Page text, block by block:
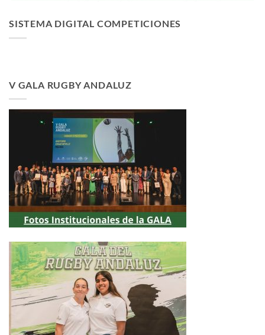
SISTEMA DIGITAL COMPETICIONES
V GALA RUGBY ANDALUZ